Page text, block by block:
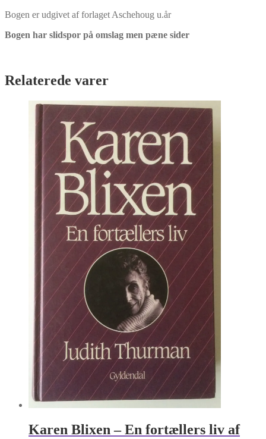
Bogen er udgivet af forlaget Aschehoug u.år
Bogen har slidspor på omslag men pæne sider
Relaterede varer
Karen Blixen – En fortællers liv af